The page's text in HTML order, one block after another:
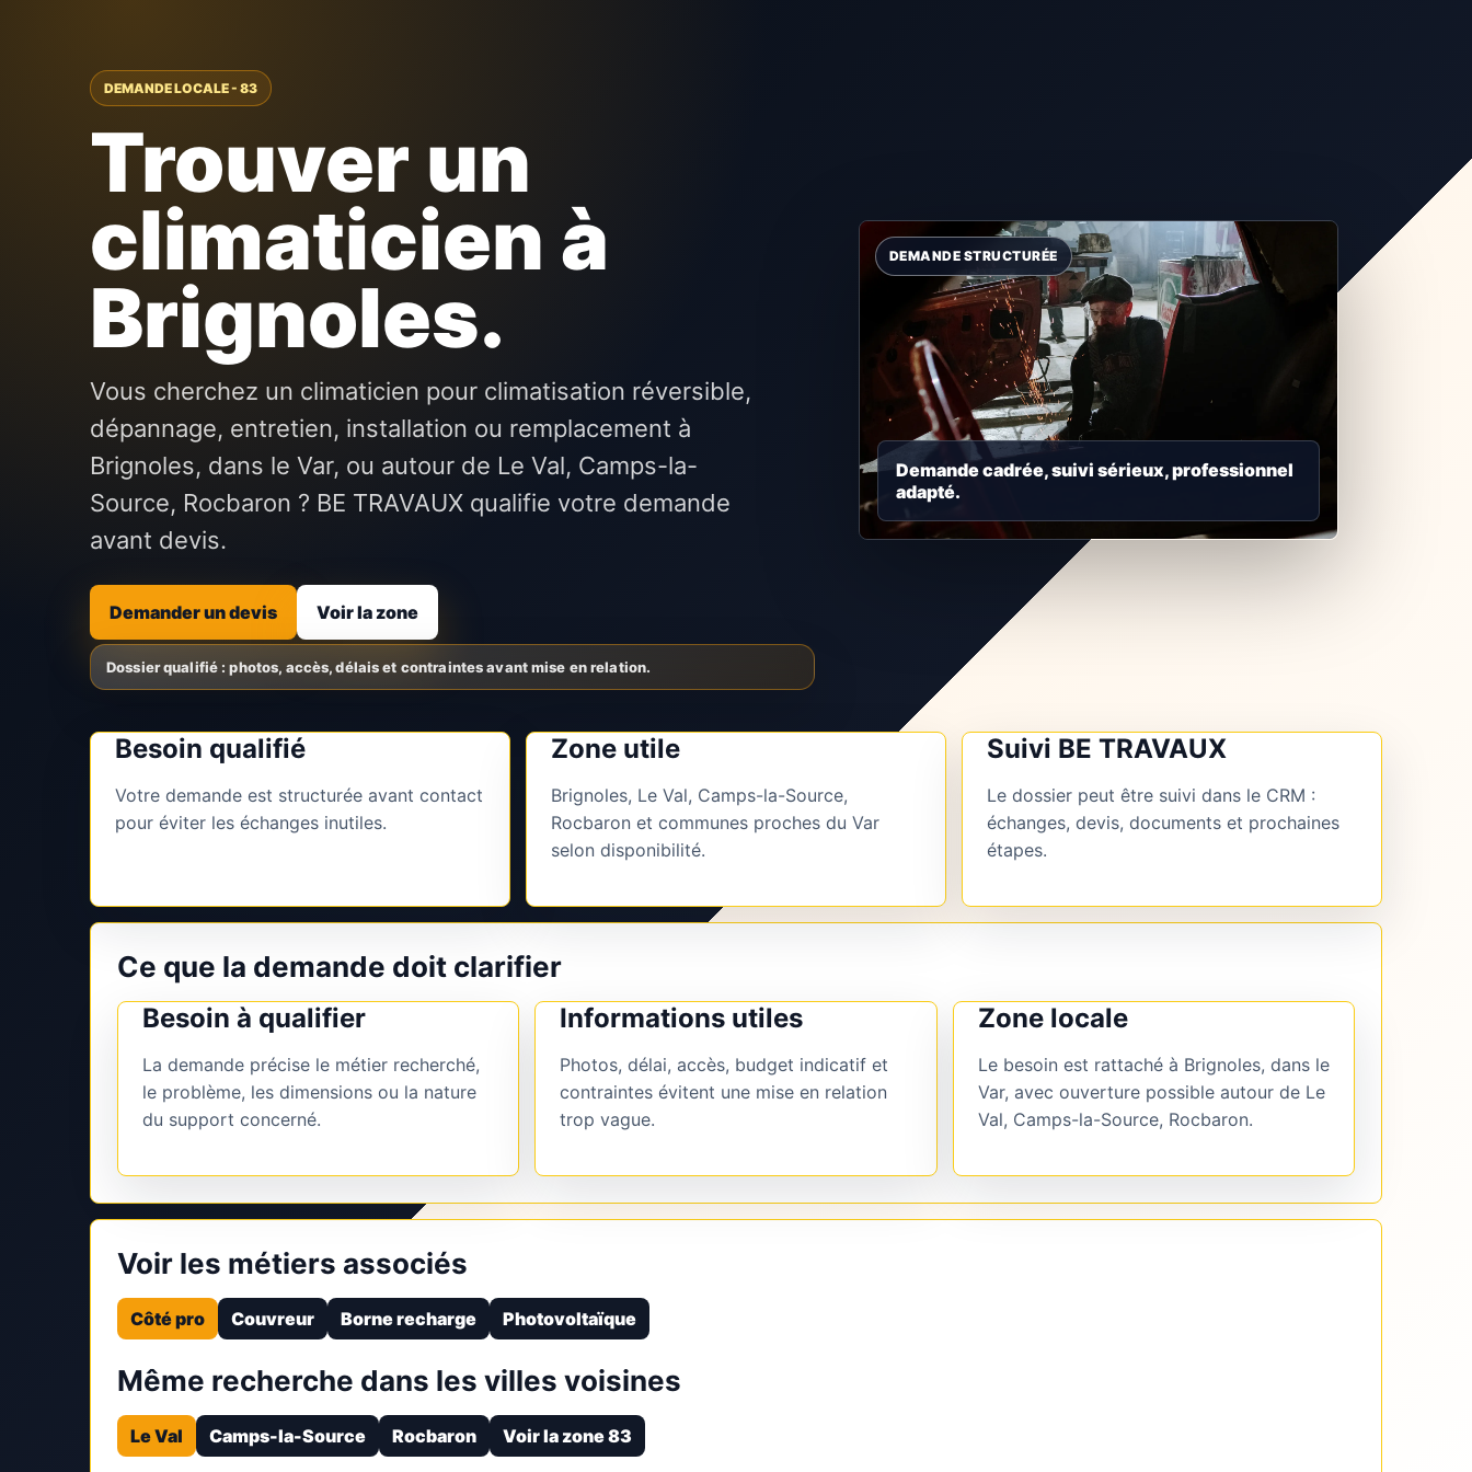
DEMANDE LOCALE - 83
Trouver un
climaticien à
Brignoles.
Vous cherchez un climaticien pour climatisation réversible,
dépannage, entretien, installation ou remplacement à
Brignoles, dans le Var, ou autour de Le Val, Camps-la-
Source, Rocbaron ? BE TRAVAUX qualifie votre demande
avant devis.
Demander un devis Voir la zone
Demande cadrée, suivi sérieux, professionnel
adapté.
Besoin qualifié
Votre demande est structurée avant contact
pour éviter les échanges inutiles.
Zone utile
Brignoles, Le Val, Camps-la-Source,
Rocbaron et communes proches du Var
selon disponibilité.
Suivi BE TRAVAUX
Le dossier peut être suivi dans le CRM :
échanges, devis, documents et prochaines
étapes.
Ce que la demande doit clarifier
Besoin à qualifier
La demande précise le métier recherché,
le problème, les dimensions ou la nature
du support concerné.
Informations utiles
Photos, délai, accès, budget indicatif et
contraintes évitent une mise en relation
trop vague.
Zone locale
Le besoin est rattaché à Brignoles, dans le
Var, avec ouverture possible autour de Le
Val, Camps-la-Source, Rocbaron.
Voir les métiers associés
Côté pro Couvreur Borne recharge Photovoltaïque
Même recherche dans les villes voisines
Le Val Camps-la-Source Rocbaron Voir la zone 83